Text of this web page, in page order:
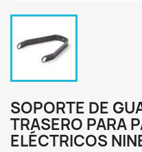
SOPORTE DE
TRASERO PARA
ELÉCTRICOS